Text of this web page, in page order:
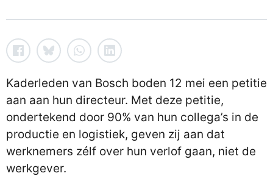
Kaderleden van Bosch boden 12 mei een petitie
aan aan hun directeur. Met deze petitie,
ondertekend door 90% van hun collega’s in de
productie en logistiek, geven zij aan dat
werknemers zélf over hun verlof gaan, niet de
werkgever.